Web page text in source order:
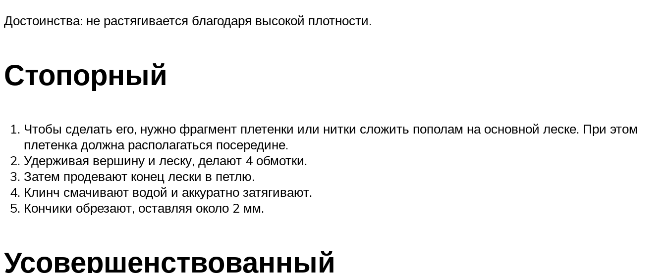
Достоинства: не растягивается благодаря высокой плотности.
Стопорный
Чтобы сделать его, нужно фрагмент плетенки или нитки сложить пополам на основной леске. При этом
плетенка должна располагаться посередине.
Удерживая вершину и леску, делают 4 обмотки.
Затем продевают конец лески в петлю.
Клинч смачивают водой и аккуратно затягивают.
Кончики обрезают, оставляя около 2 мм.
Усовершенствованный